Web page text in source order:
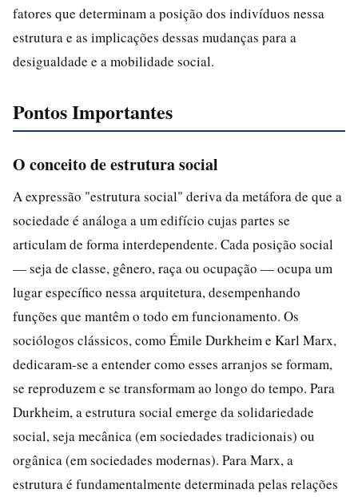
fatores que determinam a posição dos indivíduos nessa
estrutura e as implicações dessas mudanças para a
desigualdade e a mobilidade social.
Pontos Importantes
O conceito de estrutura social
A expressão "estrutura social" deriva da metáfora de que a
sociedade é análoga a um edifício cujas partes se
articulam de forma interdependente. Cada posição social
— seja de classe, gênero, raça ou ocupação — ocupa um
lugar específico nessa arquitetura, desempenhando
funções que mantêm o todo em funcionamento. Os
sociólogos clássicos, como Émile Durkheim e Karl Marx,
dedicaram-se a entender como esses arranjos se formam,
se reproduzem e se transformam ao longo do tempo. Para
Durkheim, a estrutura social emerge da solidariedade
social, seja mecânica (em sociedades tradicionais) ou
orgânica (em sociedades modernas). Para Marx, a
estrutura é fundamentalmente determinada pelas relações